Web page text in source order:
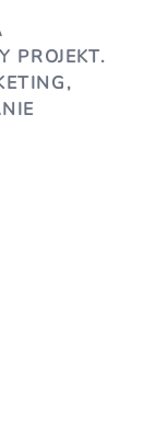
PROJEKT.